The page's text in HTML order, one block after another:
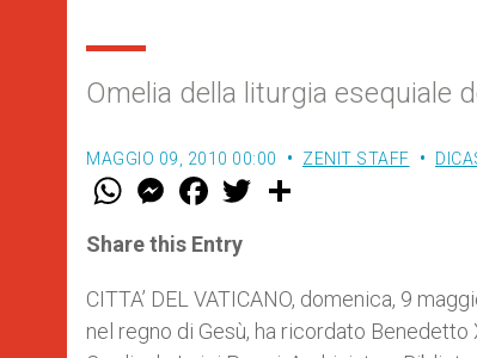
Omelia della liturgia esequiale
MAGGIO 09, 2010 00:00 ZENIT STAFF
W
t
s
p
p
M
e
s
e
g
e
r
F
a
e
b
o
k
w
r
Share this Entry
CITTA’ DEL VATICANO, domenica, 9
nel regno di Gesù, ha ricordato